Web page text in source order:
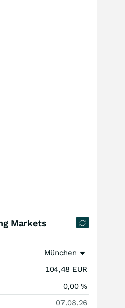
Markets
München
104,48 EUR
0,00%
07.08.26